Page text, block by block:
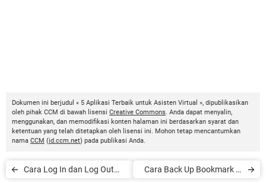
Dokumen ini berjudul « 5 Aplikasi Terbaik untuk Asisten Virtual », dipublikasikan
oleh pihak CCM di bawah lisensi Creative Commons. Anda dapat menyalin,
menggunakan, dan memodifikasi konten halaman ini berdasarkan syarat dan
ketentuan yang telah ditetapkan oleh lisensi ini. Mohon tetap mencantumkan
nama CCM (id.ccm.net) pada publikasi Anda.
Cara Log In dan Log Out
Cara Back Up Bookmark di